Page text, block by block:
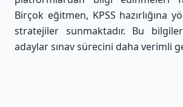
Birçok eğitmen, KPSS hazırlığına
stratejiler sunmaktadır. Bu
adaylar sınav sürecini daha verimli